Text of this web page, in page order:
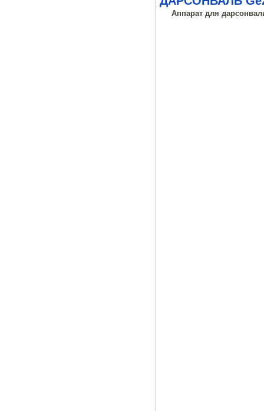
Аппарат для